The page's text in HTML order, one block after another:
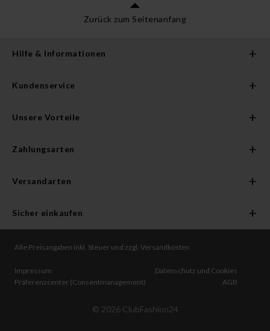
Zurück zum Seitenanfang
Hilfe & Informationen
Kundenservice
Unsere Vorteile
Zahlungsarten
Versandarten
Sicher einkaufen
Alle Preisangaben inkl. Steuer und zzgl. Versandkosten
Impressum
Datenschutz und Cookies
Präferenzcenter (Consentmanagement)
AGB
© 2026ClubFashion24